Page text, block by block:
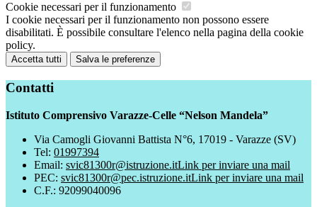
Cookie necessari per il funzionamento
I cookie necessari per il funzionamento non possono essere
disabilitati. È possibile consultare l'elenco nella pagina della cookie
policy.
Accetta tutti Salva le preferenze
Contatti
Istituto Comprensivo Varazze-Celle “Nelson Mandela”
Via Camogli Giovanni Battista N°6, 17019 - Varazze (SV)
Tel: 01997394
Email: svic81300r@istruzione.itLink per inviare una mail
PEC: svic81300r@pec.istruzione.itLink per inviare una mail
C.F.: 92099040096